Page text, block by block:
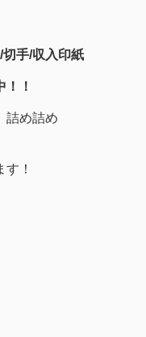
切手/収入印紙
！
詰め詰め
！